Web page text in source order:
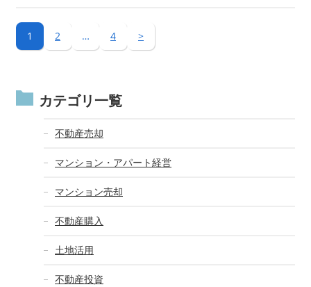
1 2 … 4 >
カテゴリ一覧
不動産売却
マンション・アパート経営
マンション売却
不動産購入
土地活用
不動産投資